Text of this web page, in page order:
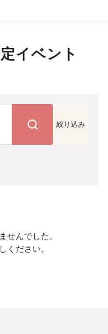
イベント
絞り込み
せんでした。
ください。